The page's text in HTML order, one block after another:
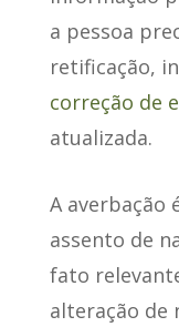
a pessoa
retificação,
correção de
atualizada.
A averbação
assento de
fato
alteração de